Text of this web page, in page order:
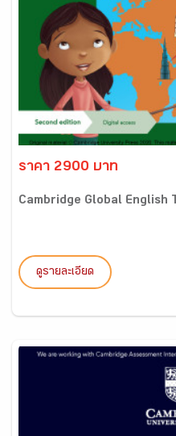
ราคา 2900 บาท
Cambridge Global English
ดูรายละเอียด